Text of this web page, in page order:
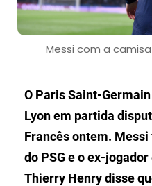
Messi com a
O Paris Saint-
Lyon em partida
Francês ontem.
do PSG e o ex-
Thierry Henry disse